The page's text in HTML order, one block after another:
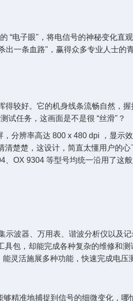
“电子眼"，将电信号的神秘变化直
一条血路"，赢得众多专业人士的青
较好。它的机身线条流畅自然，
试任务，这画面是不是很 “丝滑"？
分辨率高达 800 x 480 dpi ，显示
楚楚，这设计，简直太懂用户的
OX 9304 等型号均统一沿用了这
波器、万用表、谐波分析仪以及
包，却能完成各种复杂的维修和
灵活施展多种功能，快速完成电压
精准地捕捉到信号的细微变化，